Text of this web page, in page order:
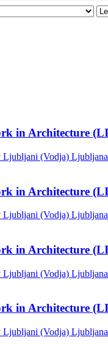
in Architecture
Ljubljani (Vodja) Ljubljana
in Architecture
Ljubljani (Vodja) Ljubljana
in Architecture
Ljubljani (Vodja) Ljubljana
in Architecture
Ljubljani (Vodja) Ljubljana